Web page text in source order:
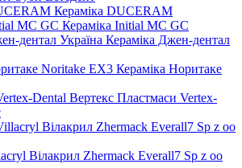
Кераміка DUCERAM
Кераміка Initial MC GC
Кераміка Джен-дентал
Кераміка Норитаке
Пластмаси Vertex-
Вілакрил Zhermack Everall7 Sp z oo